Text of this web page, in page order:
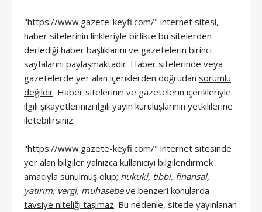
"https://www.gazete-keyfi.com/" internet sitesi,
haber sitelerinin linkleriyle birlikte bu sitelerden
derlediği haber başlıklarını ve gazetelerin birinci
sayfalarını paylaşmaktadır. Haber sitelerinde veya
gazetelerde yer alan içeriklerden doğrudan sorumlu
değildir. Haber sitelerinin ve gazetelerin içerikleriyle
ilgili şikayetlerinizi ilgili yayın kuruluşlarının yetkililerine
iletebilirsiniz.
"https://www.gazete-keyfi.com/" internet sitesinde
yer alan bilgiler yalnızca kullanıcıyı bilgilendirmek
amacıyla sunulmuş olup; hukuki, tıbbi, finansal,
yatırım, vergi, muhasebeve benzeri konularda
tavsiye niteliği taşımaz. Bu nedenle, sitede yayınlanan